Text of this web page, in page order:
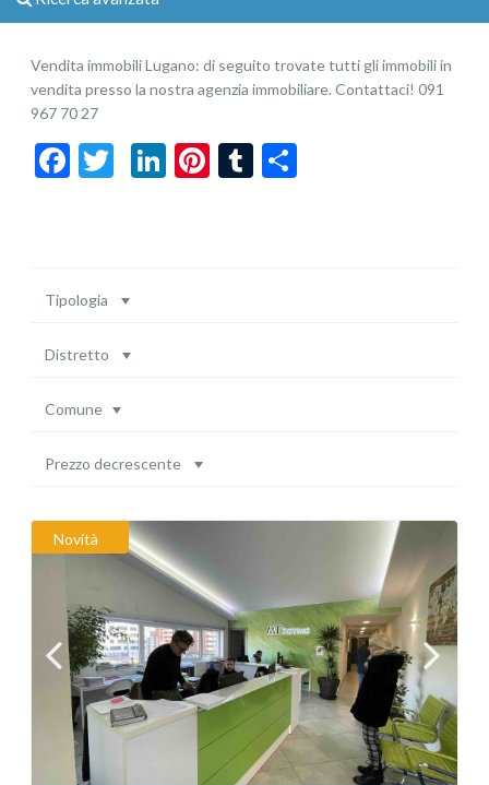
Vendita immobili Lugano: di seguito trovate tutti gli immobili in
vendita presso la nostra agenzia immobiliare. Contattaci! 091
967 70 27
Facebook
TwitterLinkedIn
Pinterest
Tumblr
Tipologia
Distretto
Comune
Prezzo decrescente
Novità